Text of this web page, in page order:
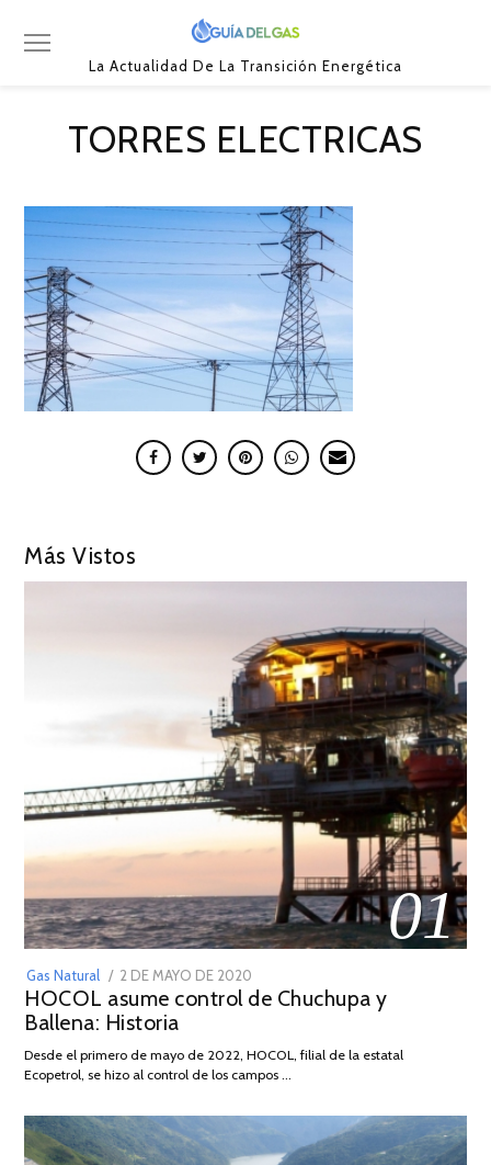
La Actualidad De La Transición Energética
TORRES ELECTRICAS
Más Vistos
01
Gas Natural
POSTED
ON
2 DE MAYO DE 2020
DE
2026
HOCOL asume control de Chuchupa y
Ballena: Historia
Desde el primero de mayo de 2022, HOCOL, filial de la estatal
Ecopetrol, se hizo al control de los campos …